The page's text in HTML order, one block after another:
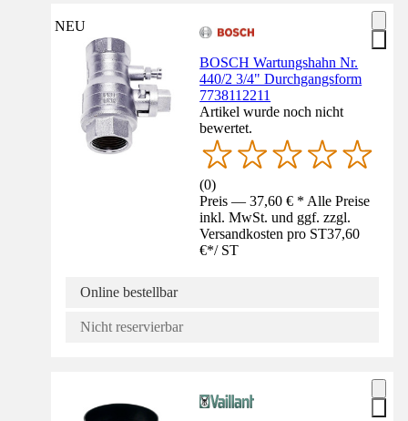
NEU
BOSCH Wartungshahn Nr.
440/2 3/4" Durchgangsform
7738112211
Artikel wurde noch nicht
bewertet.
(0)
Preis — 37,60 € * Alle Preise
inkl. MwSt. und ggf. zzgl.
Versandkosten pro ST37,60
€*/ ST
Online bestellbar
Nicht reservierbar